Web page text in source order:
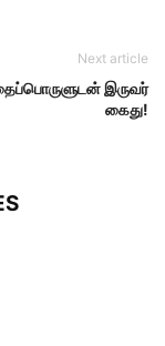
Next article
இருவர்
கைது!